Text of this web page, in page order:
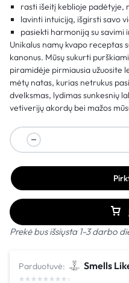
rasti išeitį keblioje padėtyje,
lavinti intuiciją, išgirsti savo
pasiekti harmoniją su savimi
Unikalus namų kvapo receptas
kanonus. Mūsų sukurti
piramidėje pirmiausia užuosite
mėtų natas, kurias netrukus
dvelksmas, lydimas sunkesnių
vetiverijų akordų bei mažos
Prekė bus išsiųsta 1-3 darbo
Parduotuvė: Smells